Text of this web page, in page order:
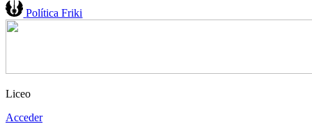
Política Friki
Liceo
Acceder